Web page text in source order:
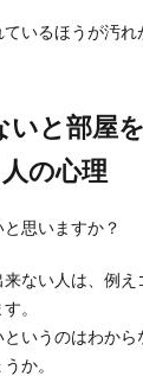
出すためのコツ
掃除のモチベー
をすれば恋愛運が
いうときこそ掃除をし
部屋を綺麗に保
的に得られるも
部屋を綺麗にするメリ
いるほうが汚れ
いと部屋
の心理
思いますか？
ない人は、例
。
いうのはわか
か。